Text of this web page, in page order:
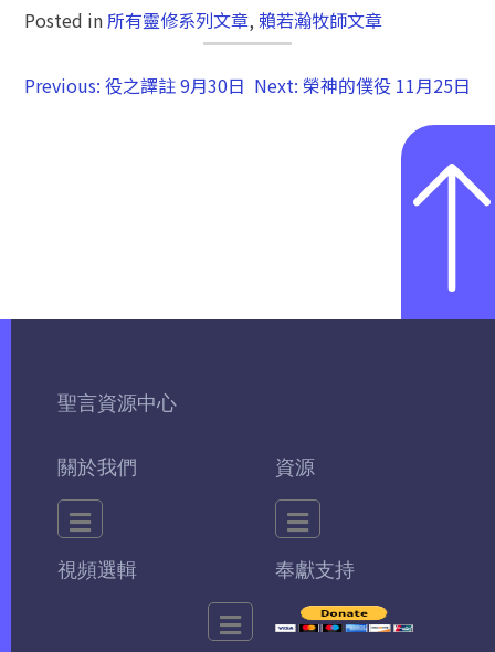
Posted in 所有靈修系列文章, 賴若瀚牧師文章
Previous: 役之譯註 9月30日 Next: 榮神的僕役 11月25日
聖言資源中心
關於我們 資源
視頻選輯 奉獻支持